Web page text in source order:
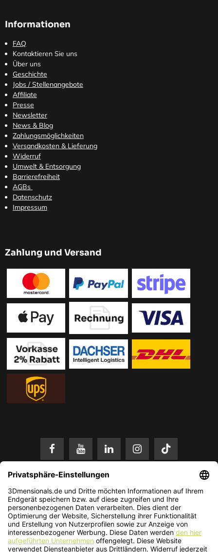
Informationen
FAQ
Kontaktieren Sie uns
Über uns
Geschichte
Jobs / Stellenangebote
Affiliate
Presse
Newsletter
News & Blog
Zahlungsmöglichkeiten
Versandkosten & Lieferung
Widerruf
Umwelt & Entsorgung
Barrierefreiheit
AGBs
Datenschutz
Impressum
Zahlung und Versand
* Alle Preise in EUR inkl. gesetzl. Mehrwertsteuer zzgl. Versandkosten.
Änderungen und Irrtümer vorbehalten. Nur solange der Vorrat reicht.
© 2026 3Dmensionals / PONTIALIS GmbH & Co. KG - All Rights Reserved.​
Kundenbewertung